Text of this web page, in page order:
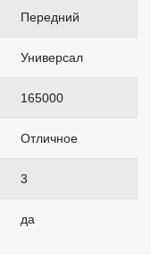
Передний
Универсал
165000
Отличное
3
да